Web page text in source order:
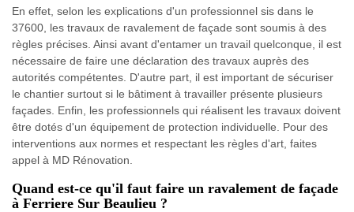
En effet, selon les explications d'un professionnel sis dans le
37600, les travaux de ravalement de façade sont soumis à des
règles précises. Ainsi avant d'entamer un travail quelconque, il est
nécessaire de faire une déclaration des travaux auprès des
autorités compétentes. D'autre part, il est important de sécuriser
le chantier surtout si le bâtiment à travailler présente plusieurs
façades. Enfin, les professionnels qui réalisent les travaux doivent
être dotés d'un équipement de protection individuelle. Pour des
interventions aux normes et respectant les règles d'art, faites
appel à MD Rénovation.
Quand est-ce qu'il faut faire un ravalement de façade
à Ferriere Sur Beaulieu ?